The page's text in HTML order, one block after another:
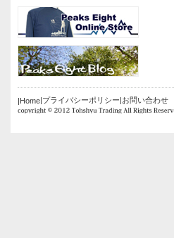
|Home|プライバシーポリシー|お問い合わせ